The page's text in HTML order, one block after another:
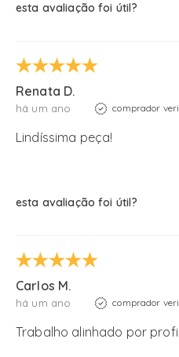
esta avaliação foi útil?
Renata D.
há um ano comprador
Lindíssima peça!
esta avaliação foi útil?
Carlos M.
há um ano comprador
Trabalho alinhado por